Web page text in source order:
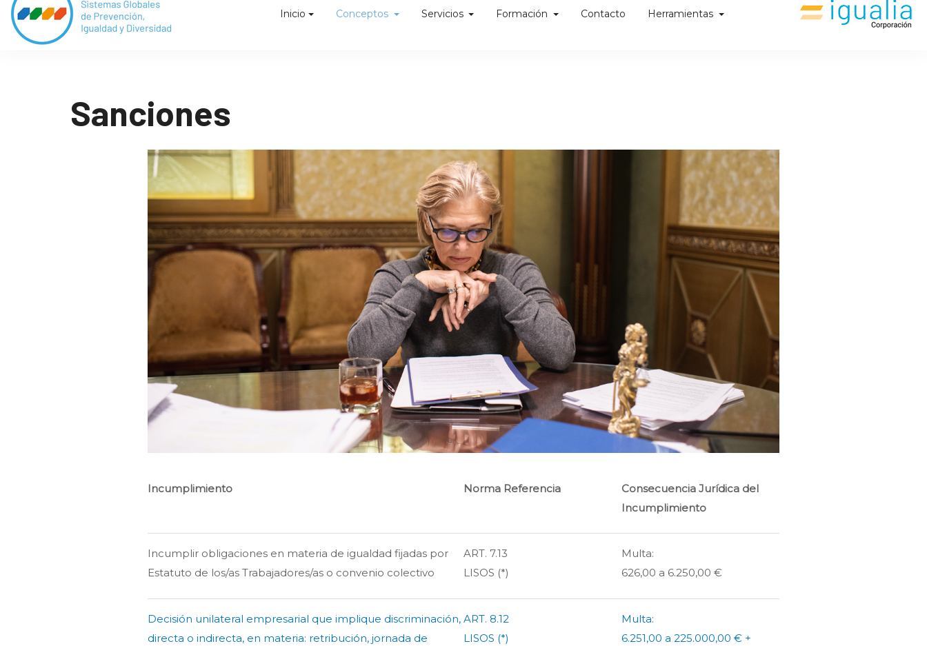
Inicio Conceptos Servicios Formación Contacto Herramientas
Sanciones
Incumplimiento Norma Referencia
Consecuencia Jurídica del
Incumplimiento
Incumplir obligaciones en materia de igualdad fijadas por
Estatuto de los/as Trabajadores/as o convenio colectivo
ART. 7.13
LISOS (*)
Multa:
626,00 a 6.250,00 €
Decisión unilateral empresarial que implique discriminación,
directa o indirecta, en materia: retribución, jornada de
ART. 8.12
LISOS (*)
Multa:
6.251,00 a 225.000,00 € +